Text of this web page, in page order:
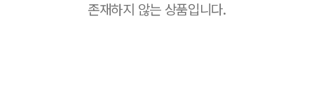
존재하지 않는 상품입니다.